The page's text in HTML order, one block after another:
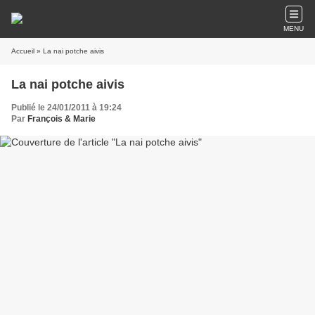
MENU
Accueil » La nai potche aivis
La nai potche aivis
Publié le 24/01/2011 à 19:24
Par François & Marie